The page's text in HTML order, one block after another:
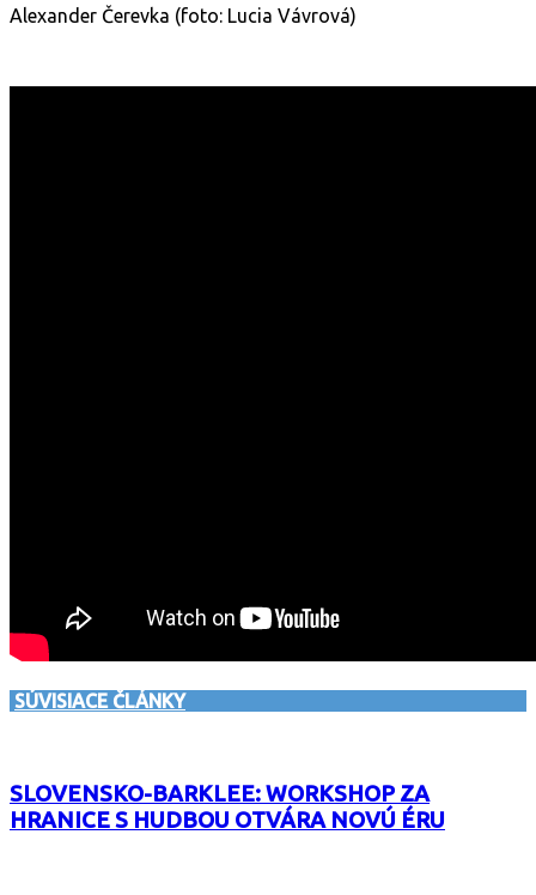
Alexander Čerevka (foto: Lucia Vávrová)
SÚVISIACE ČLÁNKY
SLOVENSKO-BARKLEE: WORKSHOP ZA
HRANICE S HUDBOU OTVÁRA NOVÚ ÉRU